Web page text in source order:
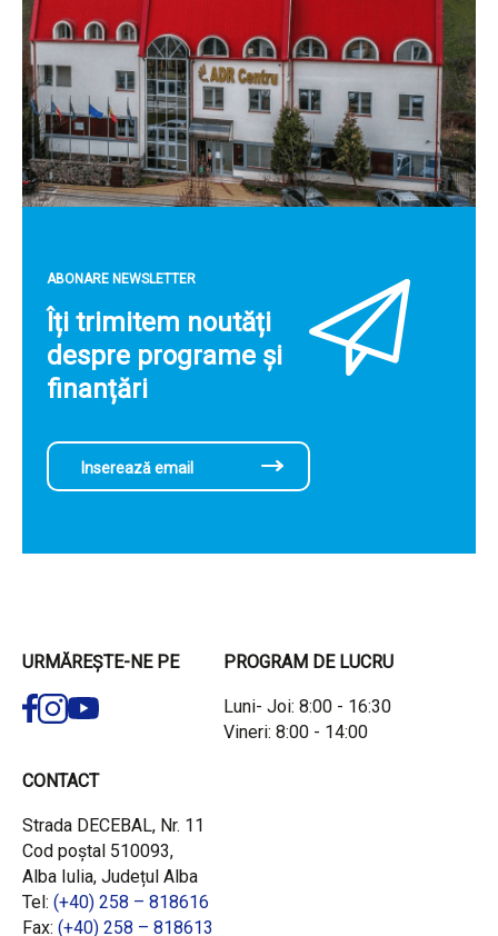
ABONARE NEWSLETTER
Îți trimitem noutăți
despre programe și
finanțări
URMĂREȘTE-NE PE PROGRAM DE LUCRU
Luni- Joi: 8:00 - 16:30
Vineri: 8:00 - 14:00
CONTACT
Strada DECEBAL, Nr. 11
Cod poștal 510093,
Alba Iulia, Județul Alba
Tel: (+40) 258 – 818616
Fax: (+40) 258 – 818613